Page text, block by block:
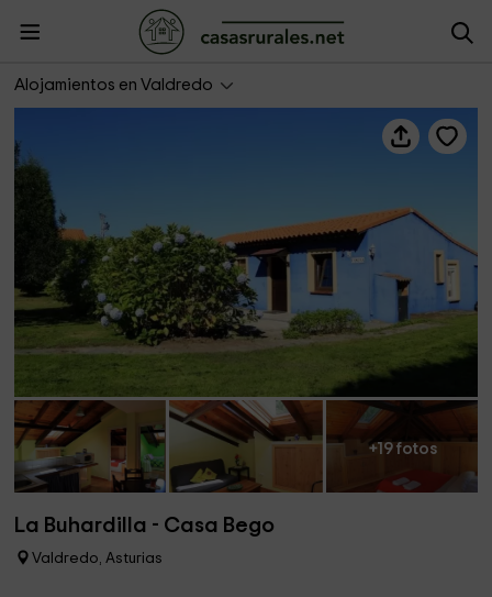
Alojamientos en Valdredo
La Buhardilla - Casa Bego
+19 fotos
La Buhardilla - Casa Bego
Valdredo, Asturias